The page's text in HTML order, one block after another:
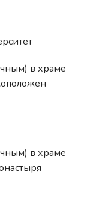
в храме
в храме